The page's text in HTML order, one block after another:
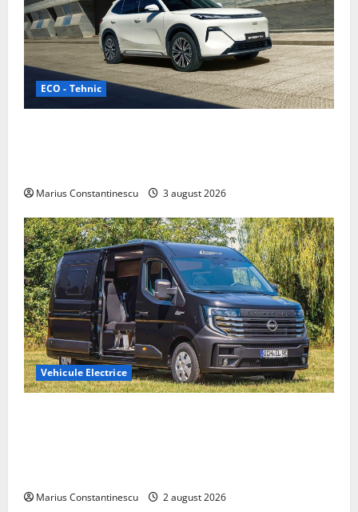
ECO - Tehnic
Marius Constantinescu 3 august 2026
Vehicule Electrice
Marius Constantinescu 2 august 2026